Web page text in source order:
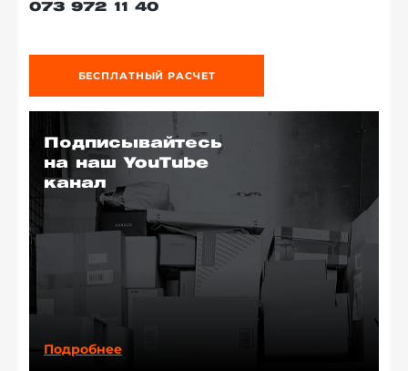
073 972 11 40
БЕСПЛАТНЫЙ РАСЧЕТ
Подписывайтесь
на наш YouTube
канал
Подробнее